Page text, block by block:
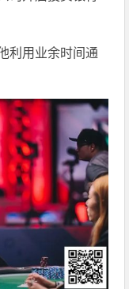
利用业余时间通